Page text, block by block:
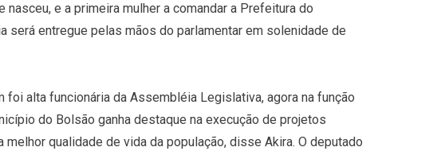
e a primeira mulher a comandar a Prefeitura do
será entregue pelas mãos do parlamentar em solenidade de
foi alta funcionária da Assembléia Legislativa, agora na função
do Bolsão ganha destaque na execução de projetos
qualidade de vida da população, disse Akira. O deputado